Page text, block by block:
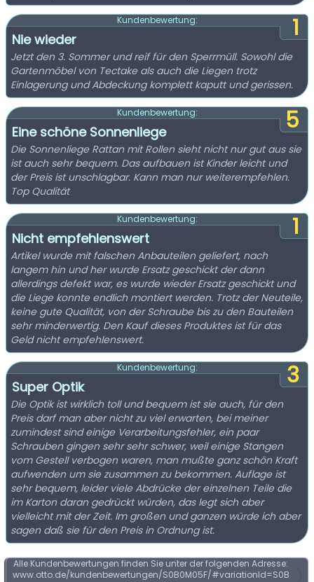
1
Kundenbewertung:
Nie wieder
Jetzt den 3. Sommer und reif für den Sperrmüll. Sowohl die
Gartenmöbel von Tectake als auch die Liegen trotz
Einlagerung und Abdeckung komplett kaputt und gerissen.
5
Kundenbewertung:
Eine schöne Sonnenliege
Die Sonnenliege Rattan mit Rollen sieht nicht nur gut aus sie
ist auch sehr bequem. Das aufbauen ist Kinder leicht und
der Preis ist unschlagbar. Kann man nur weiterempfehlen.
Top Qualität
1
Kundenbewertung:
Nicht empfehlenswert
Artikel wurde mit falschen Anbauteilen geliefert, nach
langem hin und her wurde Ersatz geschickt der dann
allerdings defekt war, es wurde wieder Ersatz geschickt und
die Liege konnte endlich montiert werden. Trotz der Neuteile,
keine gute Qualität, von der Schraube bis zu den Bauteilen
sehr minderwertig. Den Kauf dieses Produktes ist für das
Geld nicht empfehlenswert.
3
Kundenbewertung:
Super Optik
Die Optik ist wirklich toll und bequem ist sie auch, für den
Preis darf man aber nicht zu viel erwarten, bei meiner
zumindest sind einige Verarbeitungsfehler, ein paar
Schrauben gingen sehr sehr schwer, weil einige Stangen
vom Gestell verbogen waren, man mußte ganz schön Kraft
aufwenden um sie zusammen zu bekommen. Auflage ist
sehr bequem, leider viele Abdrücke der einzelnen Teile die
im Karton daran gedrückt würden, das legt sich aber
vielleicht mit der Zeit. Im großen und ganzen würde ich aber
sagen daß sie für den Preis in Ordnung ist.
Alle Kundenbewertungen finden Sie unter der folgenden Adresse:
www.otto.de/kundenbewertungen/S0B0M05F/#variationId=S0B